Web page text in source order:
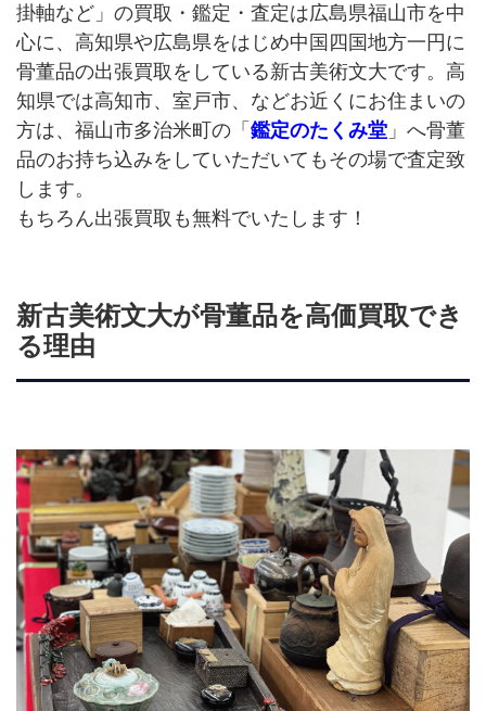
掛軸など」の買取・鑑定・査定は広島県福山市を中
心に、高知県や広島県をはじめ中国四国地方一円に
骨董品の出張買取をしている新古美術文大です。高
知県では高知市、室戸市、などお近くにお住まいの
方は、福山市多治米町の「 鑑定のたくみ堂 」へ骨董
品のお持ち込みをしていただいてもその場で査定致
します。
もちろん出張買取も無料でいたします！
新古美術文大が骨董品を高価買取でき
る理由